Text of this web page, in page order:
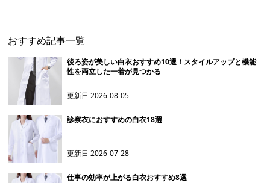
おすすめ記事一覧
後ろ姿が美しい白衣おすすめ10選！スタイルアップと機能
性を両立した一着が見つかる
更新日2026-08-05
診察衣におすすめの白衣18選
更新日2026-07-28
仕事の効率が上がる白衣おすすめ8選